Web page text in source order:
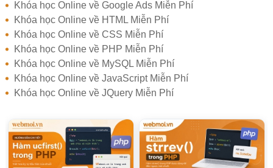
Khóa học Online về Google Ads Miễn Phí
Khóa học Online về HTML Miễn Phí
Khóa học Online về CSS Miễn Phí
Khóa học Online về PHP Miễn Phí
Khóa học Online về MySQL Miễn Phí
Khóa học Online về JavaScript Miễn Phí
Khóa học Online về JQuery Miễn Phí